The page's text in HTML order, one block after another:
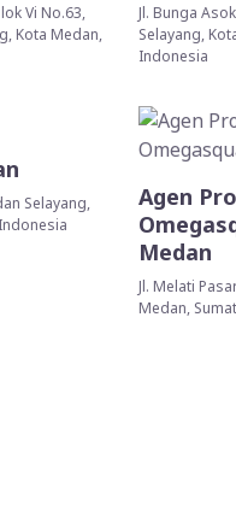
Vi No.63,
Kota Medan,
Jl. Bunga
Selayang,
Indonesia
Selayang,
Agen
Medan
Jl. Melati
Medan,